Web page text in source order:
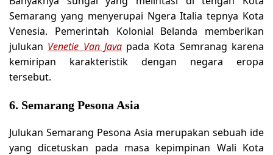
Semarang yang menyerupai Ngera Italia tepnya Kota
Venesia. Pemerintah Kolonial Belanda memberikan
julukan Venetie Van Javapada Kota Semranag karena
kemiripan karakteristik dengan negara eropa
tersebut.
6. Semarang Pesona Asia
Julukan Semarang Pesona Asia merupakan sebuah ide
yang dicetuskan pada masa kepimpinan Wali Kota